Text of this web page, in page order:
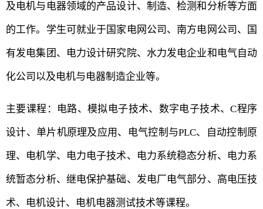
及电机与电器领域的产品设计、制造、检测和分析等方面
的工作。学生可就业于国家电网公司、南方电网公司、国
有发电集团、电力设计研究院、水力发电企业和电气自动
化公司以及电机与电器制造企业等。
主要课程：电路、模拟电子技术、数字电子技术、C程序
设计、单片机原理及应用、电气控制与PLC、自动控制原
理、电机学、电力电子技术、电力系统稳态分析、电力系
统暂态分析、继电保护基础、发电厂电气部分、高电压技
术、电机设计、电机电器测试技术等课程。